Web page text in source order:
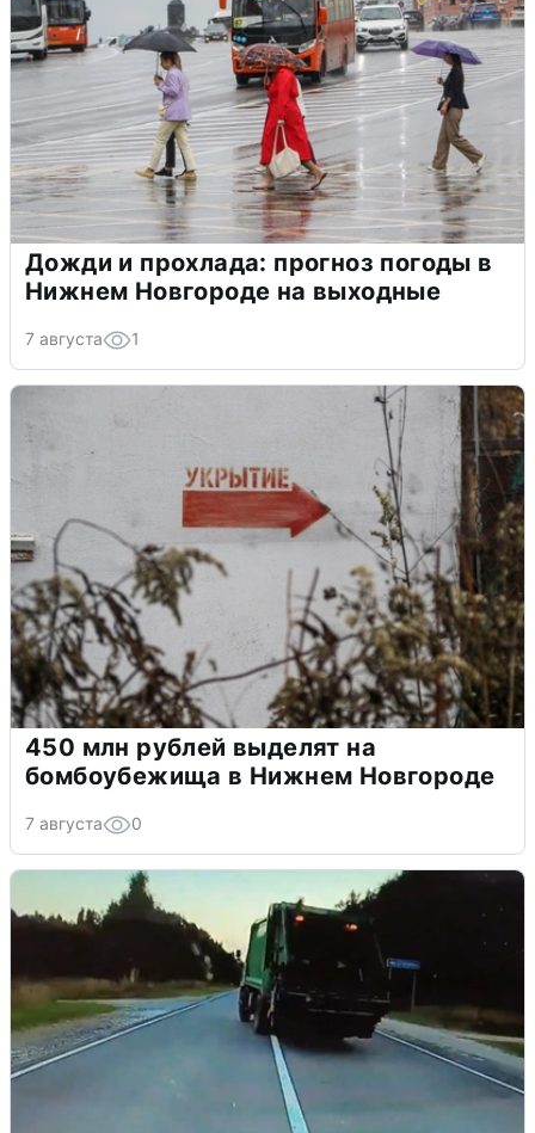
Дожди и прохлада: прогноз погоды в
Нижнем Новгороде на выходные
7 августа 1
450 млн рублей выделят на
бомбоубежища в Нижнем Новгороде
7 августа 0